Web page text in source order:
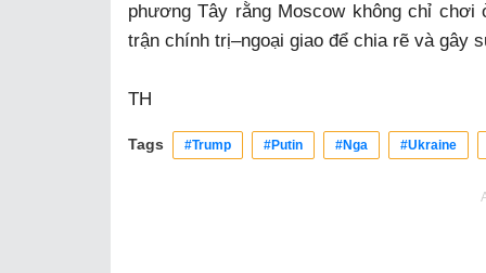
phương Tây rằng Moscow không chỉ chơi
trận chính trị–ngoại giao để chia rẽ và gây
TH
Tags #Trump #Putin #Nga #Ukraine